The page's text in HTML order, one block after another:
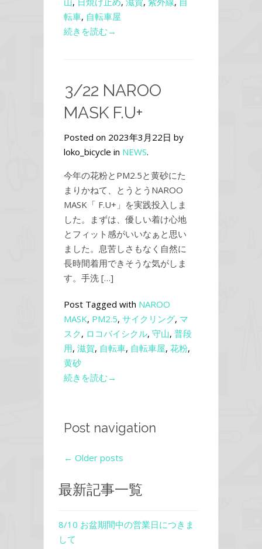
転車, 自転車屋
続きを読む→
3/22 NAROO
MASK F.U+
Posted on 2023年3月22日 by
loko_bicycle in NEWS.
今年の花粉とPM2.5と黄砂にた
まりかねて、とうとうNAROO
MASK「 F.U+」を実践投入しま
した。まずは、優しい着け心地
とフィット感がいいなぁと思い
ました。息苦しさもなく自然に
長時間着用できそうな気がしま
す。手洗 […]
Post Tagged with NAROO
MASK, PM2.5, サイクリング, マ
スク, ロコバイシクル, 守山, 普段
用, 滋賀, 自転車, 自転車屋, 花粉,
黄砂
続きを読む→
Post navigation
← Older posts
最新記事一覧
8/10 お盆期間中の営業日につきま
して